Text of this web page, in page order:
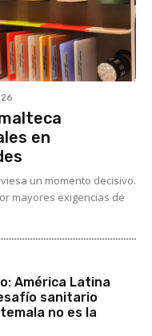
en
un momento decisivo.
mayores exigencias de
América Latina
sanitario
no es la